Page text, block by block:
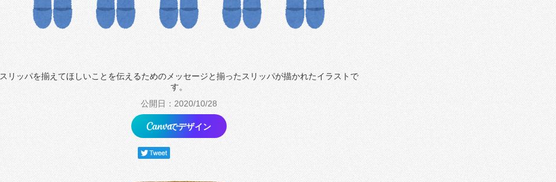
スリッパを揃えてほしいことを伝えるためのメッセージと揃ったスリッパが描かれたイラストで
す。
公開日：2020/10/28
でデザイン